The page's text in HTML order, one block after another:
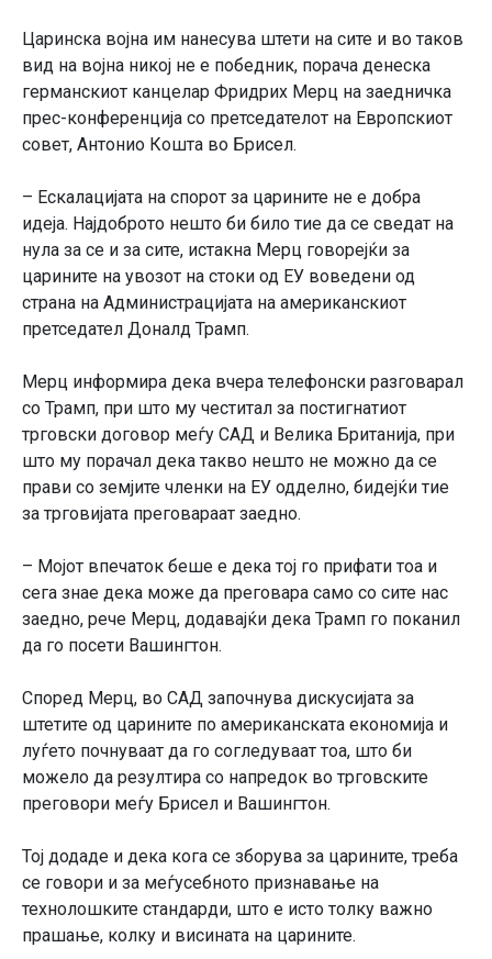
Царинска војна им нанесува штети на сите и во таков
вид на војна никој не е победник, порача денеска
германскиот канцелар Фридрих Мерц на заедничка
прес-конференција со претседателот на Европскиот
совет, Антонио Кошта во Брисел.
– Ескалацијата на спорот за царините не е добра
идеја. Најдоброто нешто би било тие да се сведат на
нула за се и за сите, истакна Мерц говорејќи за
царините на увозот на стоки од ЕУ воведени од
страна на Администрацијата на американскиот
претседател Доналд Трамп.
Мерц информира дека вчера телефонски разговарал
со Трамп, при што му честитал за постигнатиот
трговски договор меѓу САД и Велика Британија, при
што му порачал дека такво нешто не можно да се
прави со земјите членки на ЕУ одделно, бидејќи тие
за трговијата преговараат заедно.
– Мојот впечаток беше е дека тој го прифати тоа и
сега знае дека може да преговара само со сите нас
заедно, рече Мерц, додавајќи дека Трамп го поканил
да го посети Вашингтон.
Според Мерц, во САД започнува дискусијата за
штетите од царините по американската економија и
луѓето почнуваат да го согледуваат тоа, што би
можело да резултира со напредок во трговските
преговори меѓу Брисел и Вашингтон.
Тој додаде и дека кога се зборува за царините, треба
се говори и за меѓусебното признавање на
технолошките стандарди, што е исто толку важно
прашање, колку и висината на царините.